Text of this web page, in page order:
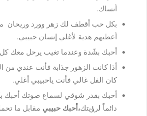
أنساك.
بكل حب أقطف لك زهر وورد وريحان
أعطيهم هدية لأغلي إنسان حبيبي.
أحبك بشّدة وعندما تغيب يرحل معك
أذا كانت الزهور جذابة فأنت عندي من
كان الفل غالي فأنت ياحبيبي أغلي.
أحبك بقدر شوقي لسماع صوتك أحبك
دائماً لرؤيتك،أحبك حبيبي مقابل ما